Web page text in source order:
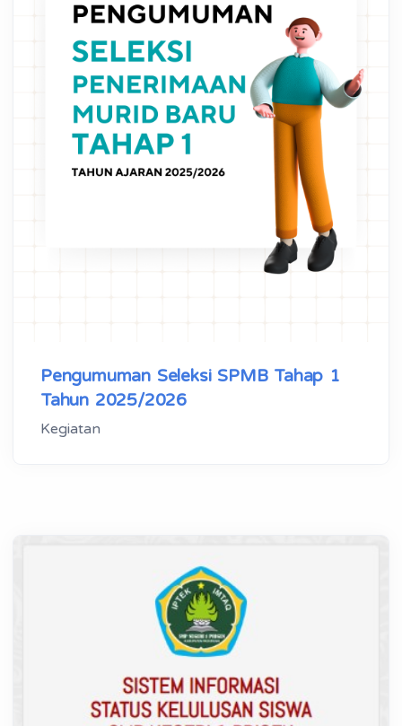
Pengumuman Seleksi SPMB Tahap 1
Tahun 2025/2026
Kegiatan